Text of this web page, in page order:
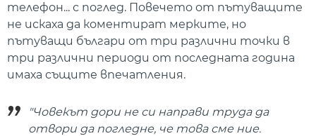
телефон... с поглед. Повечето от пътуващите
не искаха да коментират мерките, но
пътуващи българи от три различни точки в
три различни периоди от последната година
имаха същите впечатления.
"Човекът дори не си направи труда да
отвори да погледне, че това сме ние.